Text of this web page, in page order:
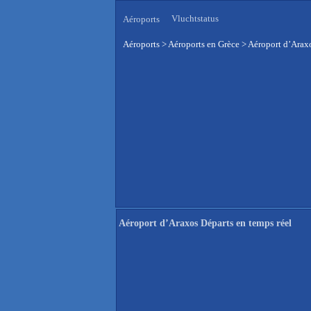
Aéroports Vluchtstatus
Aéroports >Aéroports en Grèce >Aéroport
Aéroport d’Araxos Départs en temps réel